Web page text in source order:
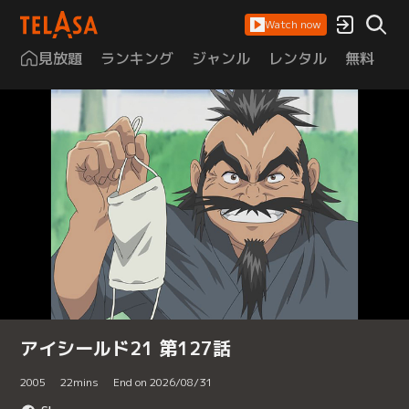
Watch now
見放題 ランキング ジャンル レンタル 無料
アイシールド21 第127話
2005 22mins End on 2026/08/31